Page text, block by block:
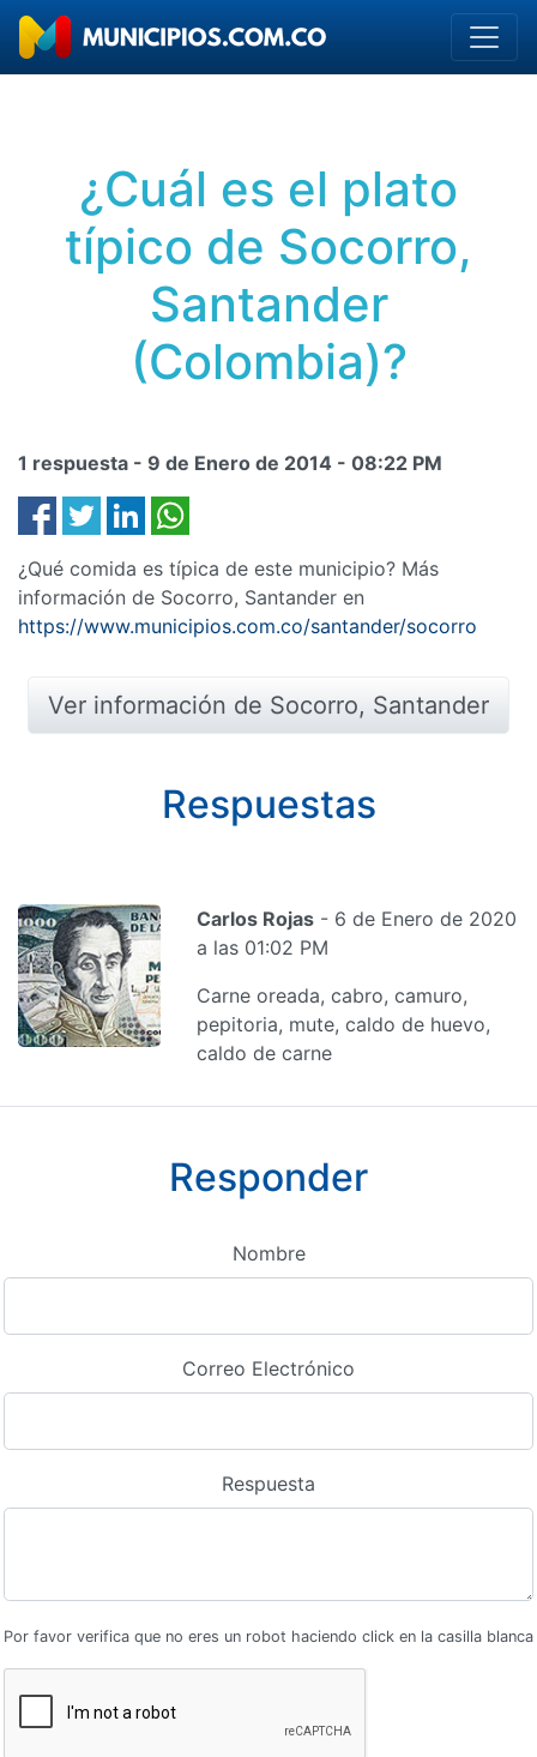
¿Cuál es el plato
típico de Socorro,
Santander
(Colombia)?
1 respuesta - 9 de Enero de 2014 - 08:22 PM
¿Qué comida es típica de este municipio? Más
información de Socorro, Santander en
https://www.municipios.com.co/santander/socorro
Ver información de Socorro, Santander
Respuestas
Carlos Rojas - 6 de Enero de 2020
a las 01:02 PM
Carne oreada, cabro, camuro,
pepitoria, mute, caldo de huevo,
caldo de carne
Responder
Nombre
Correo Electrónico
Respuesta
Por favor verifica que no eres un robot haciendo click en la casilla blanca